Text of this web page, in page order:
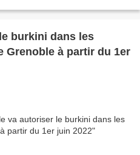
burkini dans les
Grenoble à partir du 1er